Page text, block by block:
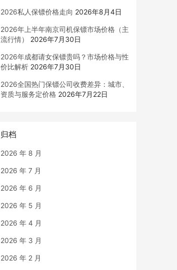
2026私人保镖价格走向 2026年8月4日
2026年上半年南京司机保镖市场价格（主
流行情）
2026年7月30日
2026年成都请女保镖贵吗？市场价格与性
价比解析 2026年7月30日
2026全国热门保镖公司收费差异：城市、
资质与服务定价格 2026年7月22日
归档
2026 年 8 月
2026 年 7 月
2026 年 6 月
2026 年 5 月
2026 年 4 月
2026 年 3 月
2026 年 2 月